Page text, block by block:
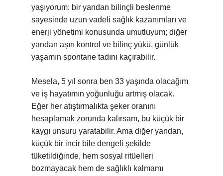
yaşıyorum: bir yandan bilinçli beslenme
sayesinde uzun vadeli sağlık kazanımları ve
enerji yönetimi konusunda umutluyum; diğer
yandan aşırı kontrol ve bilinç yükü, günlük
yaşamın spontane tadını kaçırabilir.
Mesela, 5 yıl sonra ben 33 yaşında olacağım
ve iş hayatımın yoğunluğu artmış olacak.
Eğer her atıştırmalıkta şeker oranını
hesaplamak zorunda kalırsam, bu küçük bir
kaygı unsuru yaratabilir. Ama diğer yandan,
küçük bir incir bile dengeli şekilde
tüketildiğinde, hem sosyal ritüelleri
bozmayacak hem de sağlıklı kalmamı